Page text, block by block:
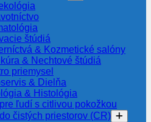
štúdiá
& Kozmetické salóny
& Nechtové štúdiá
priemysel
& Dielňa
& Histológia
ľudí s citlivou pokožkou
čistých priestorov (CR)